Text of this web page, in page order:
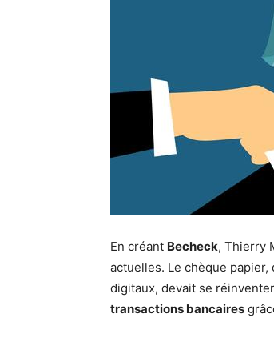
En créant Becheck, Thierry
actuelles. Le chèque
digitaux, devait se
transactions bancaires